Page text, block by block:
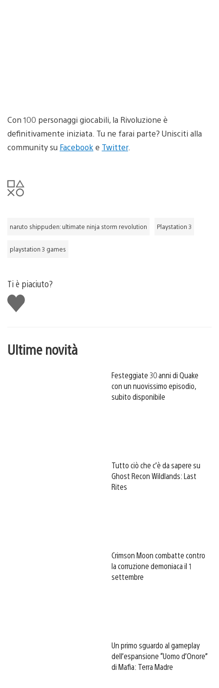
Con 100 personaggi giocabili, la Rivoluzione è
definitivamente iniziata. Tu ne farai parte? Unisciti alla
community su Facebook e Twitter.
naruto shippuden: ultimate ninja storm revolution Playstation 3
playstation 3 games
Ti è piaciuto?
Mi
piace
Ultime novità
Festeggiate 30 anni di Quake
con un nuovissimo episodio,
subito disponibile
Tutto ciò che c’è da sapere su
Ghost Recon Wildlands: Last
Rites
Crimson Moon combatte contro
la corruzione demoniaca il 1
settembre
Un primo sguardo al gameplay
dell’espansione “Uomo d’Onore”
di Mafia: Terra Madre